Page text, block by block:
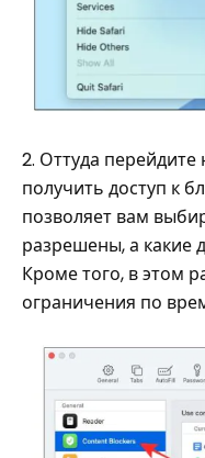
2. Оттуда
получить доступ к
позволяет вам
разрешены, а какие
Кроме того, в этом
ограничения по